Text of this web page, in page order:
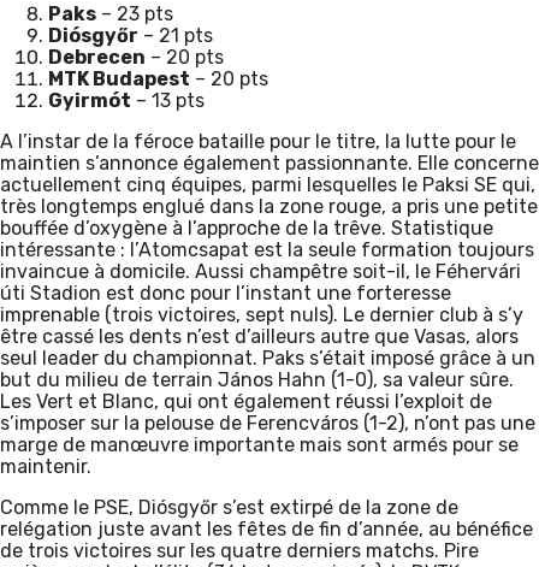
Paks – 23 pts
Diósgyőr – 21 pts
Debrecen – 20 pts
MTK Budapest – 20 pts
Gyirmót – 13 pts
A l’instar de la féroce bataille pour le titre, la lutte pour le
maintien s’annonce également passionnante. Elle concerne
actuellement cinq équipes, parmi lesquelles le Paksi SE qui,
très longtemps englué dans la zone rouge, a pris une petite
bouffée d’oxygène à l’approche de la trêve. Statistique
intéressante : l’Atomcsapat est la seule formation toujours
invaincue à domicile. Aussi champêtre soit-il, le Féhervári
úti Stadion est donc pour l’instant une forteresse
imprenable (trois victoires, sept nuls). Le dernier club à s’y
être cassé les dents n’est d’ailleurs autre que Vasas, alors
seul leader du championnat. Paks s’était imposé grâce à un
but du milieu de terrain János Hahn (1-0), sa valeur sûre.
Les Vert et Blanc, qui ont également réussi l’exploit de
s’imposer sur la pelouse de Ferencváros (1-2), n’ont pas une
marge de manœuvre importante mais sont armés pour se
maintenir.
Comme le PSE, Diósgyőr s’est extirpé de la zone de
relégation juste avant les fêtes de fin d’année, au bénéfice
de trois victoires sur les quatre derniers matchs. Pire